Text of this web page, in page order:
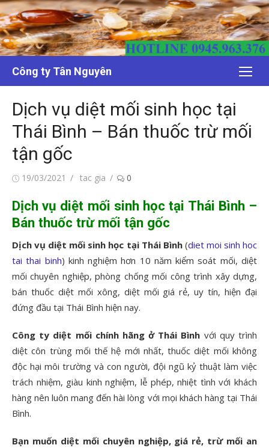
Chuyển
tới
nội
dung
Công ty Tân Nguyên
Dịch vụ diệt mối sinh học tại
Thái Bình – Bán thuốc trừ mối
tận gốc
Đăng19/03/2021
Tác
tac gia 0
Dịch vụ diệt mối sinh học tại Thái Bình –
Bán thuốc trừ mối tận gốc
Dịch vụ diệt mối sinh học tại Thái Bình (diet moi sinh hoc
tai thai binh) kinh nghiệm hơn 10 năm kiểm soát mối, diệt
mối chuyên nghiệp, phòng chống mối công trình xây dựng,
bán thuốc diệt mối xông, diệt mối giá rẻ, uy tín, hiện đại
đứng đầu tại Thái Bình hiện nay.
Công ty diệt mối chính hãng ở Thái Bình với quy trình
diệt côn trùng mối thế hệ mới nhất, thuốc diệt mối không
độc hại môi trường và con người, đội ngũ kỷ thuật làm việc
trách nhiệm, giàu kinh nghiệm, lễ phép, nhiệt tình với khách
hàng nên luôn mang đến hài lòng với mọi khách hàng tại Thái
Bình.
Bạn muốn diệt mối chuyên nghiệp, giá rẻ, trừ mối an